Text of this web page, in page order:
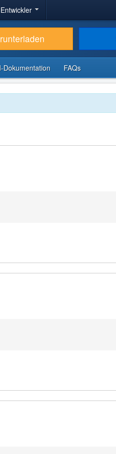
Dokumentation FAQs